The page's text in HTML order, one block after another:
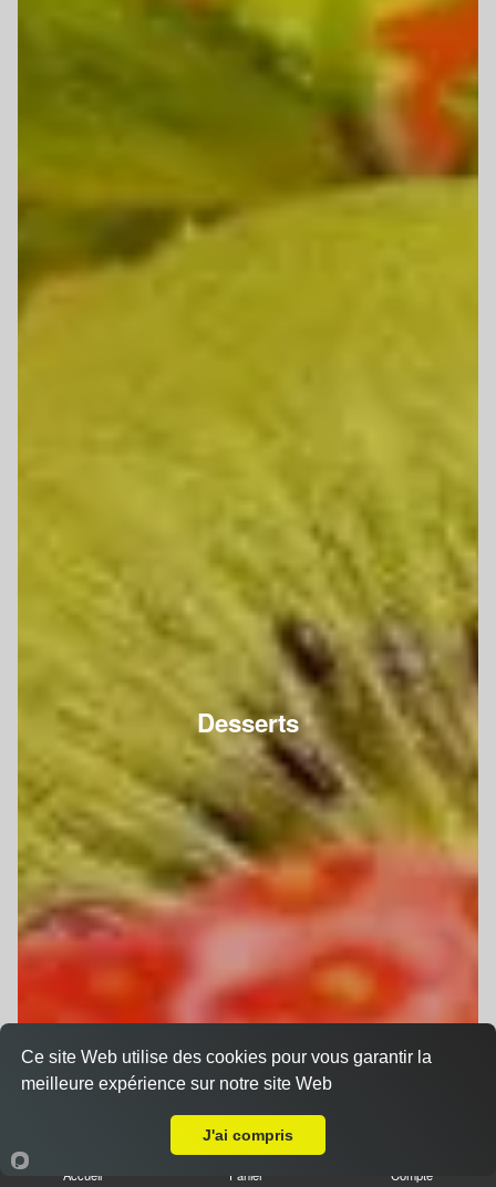
Desserts
Accueil Panier Compte
Ce site Web utilise des cookies pour vous garantir la
meilleure expérience sur notre site Web
J'ai compris